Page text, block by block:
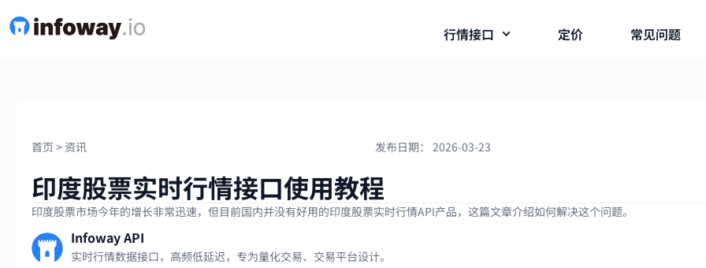
行情接口 定价 常见问题
首页 >资讯 发布日期： 2026-03-23
印度股票实时行情接口使用教程
印度股票市场今年的增长非常迅速，但目前国内并没有好用的印度股票实时行情API产品，这篇文章介绍如何解决这个问题。
Infoway API
实时行情数据接口，高频低延迟，专为量化交易、交易平台设计。